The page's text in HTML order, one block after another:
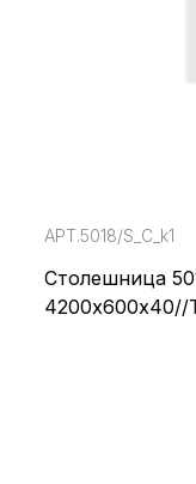
АРТ.5018/S_С_k1
Столешница
4200х600х40//